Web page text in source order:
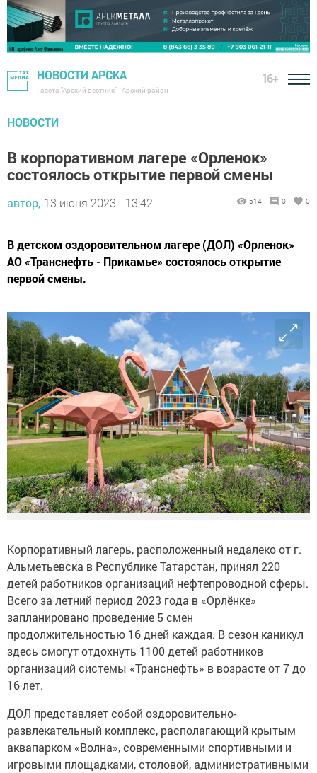
НОВОСТИ АРСКА
Газета "Арский вестник" - Арский район
16+
НОВОСТИ
В корпоративном лагере «Орленок»
состоялось открытие первой смены
автор, 13 июня 2023 - 13:42 514 0 0
В детском оздоровительном лагере (ДОЛ) «Орленок»
АО «Транснефть - Прикамье» состоялось открытие
первой смены.
Корпоративный лагерь, расположенный недалеко от г.
Альметьевска в Республике Татарстан, принял 220
детей работников организаций нефтепроводной сферы.
Всего за летний период 2023 года в «Орлёнке»
запланировано проведение 5 смен
продолжительностью 16 дней каждая. В сезон каникул
здесь смогут отдохнуть 1100 детей работников
организаций системы «Транснефть» в возрасте от 7 до
16 лет.
ДОЛ представляет собой оздоровительно-
развлекательный комплекс, располагающий крытым
аквапарком «Волна», современными спортивными и
игровыми площадками, столовой, административными